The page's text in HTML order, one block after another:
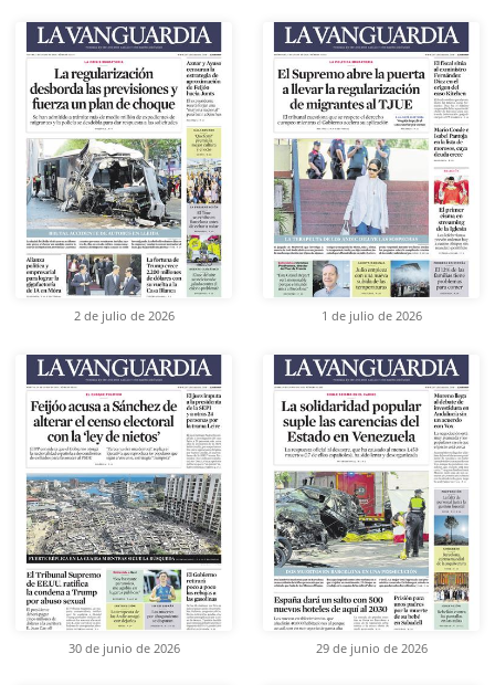
2 de julio de 2026 1 de julio de 2026
30 de junio de 2026 29 de junio de 2026